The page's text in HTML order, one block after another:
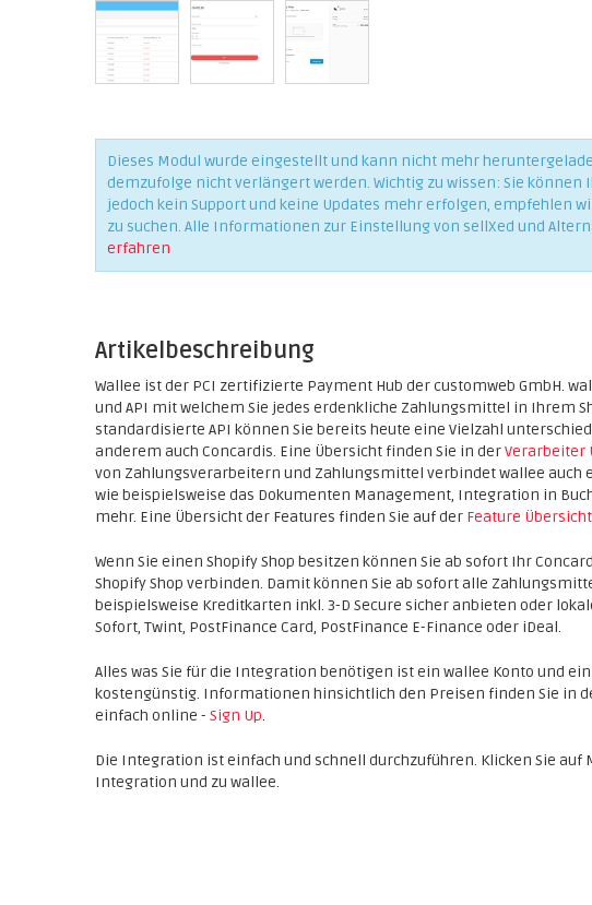
Dieses Modul wurde eingestellt und kann nicht mehr
demzufolge nicht verlängert werden. Wichtig zu wissen: Sie
jedoch kein Support und keine Updates mehr erfolgen, empfehlen
zu suchen. Alle Informationen zur Einstellung von sellXed und
erfahren
Artikelbeschreibung
Wallee ist der PCI zertifizierte Payment Hub der customweb GmbH.
und API mit welchem Sie jedes erdenkliche Zahlungsmittel in Ihrem
standardisierte API können Sie bereits heute eine Vielzahl
anderem auch Concardis. Eine Übersicht finden Sie in derVerarbeiter
von Zahlungsverarbeitern und Zahlungsmittel verbindet wallee auch
wie beispielsweise das Dokumenten Management, Integration in
mehr. Eine Übersicht der Features finden Sie auf der Feature Übersicht
Wenn Sie einen Shopify Shop besitzen können Sie ab sofort Ihr
Shopify Shop verbinden. Damit können Sie ab sofort alle
beispielsweise Kreditkarten inkl. 3-D Secure sicher anbieten oder
Sofort, Twint, PostFinance Card, PostFinance E-Finance oder iDeal.
Alles was Sie für die Integration benötigen ist ein wallee Konto und
kostengünstig. Informationen hinsichtlich den Preisen finden Sie in
einfach online - Sign Up.
Die Integration ist einfach und schnell durchzuführen. Klicken Sie
Integration und zu wallee.